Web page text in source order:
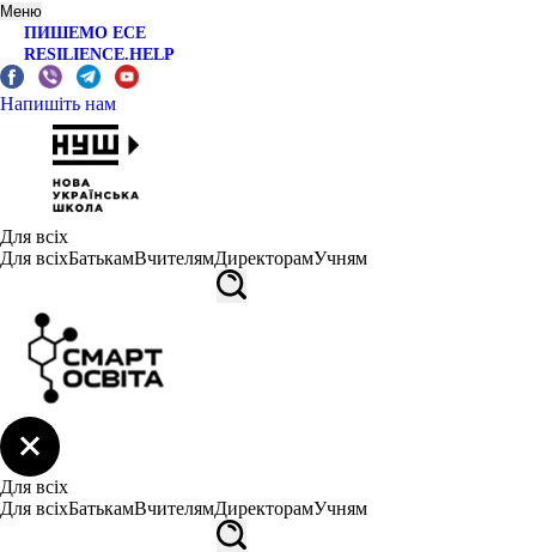
Меню
ПИШЕМО ЕСЕ
RESILIENCE.HELP
Напишіть нам
Для всіх
Для всіхБатькамВчителямДиректорамУчням
Для всіх
Для всіхБатькамВчителямДиректорамУчням